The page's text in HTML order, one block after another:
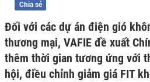
Chia sẻ
Đối với các dự án điện gió
thương mại, VAFIE đề xuất
thêm thời gian tương ứng với
hội, điều chỉnh giảm giá FIT